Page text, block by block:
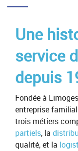
Une
service
depuis
Fondée à
entreprise
trois métiers
partiels, la
qualité, et la